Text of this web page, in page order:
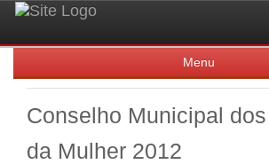
Menu
Conselho Municipal
da Mulher 2012